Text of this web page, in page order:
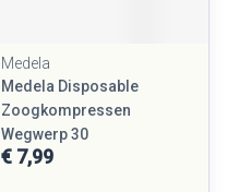
Medela
Medela Disposable
Zoogkompressen
Wegwerp 30
€ 7,99